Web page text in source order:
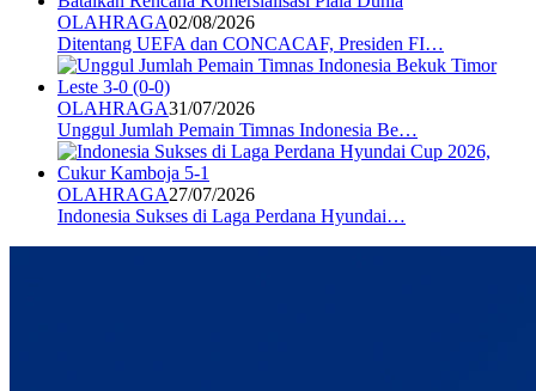
OLAHRAGA02/08/2026
Ditentang UEFA dan CONCACAF, Presiden FI…
OLAHRAGA31/07/2026
Unggul Jumlah Pemain Timnas Indonesia Be…
OLAHRAGA27/07/2026
Indonesia Sukses di Laga Perdana Hyundai…